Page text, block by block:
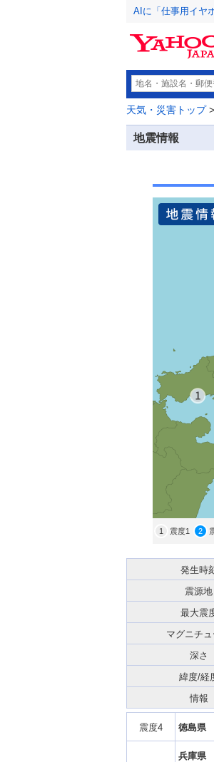
AIに「仕事用イヤ
天気・災害トップ>
地震情報
1 震度1 2
発生時
震源地
最大震
マグニチ
深さ
緯度/経
情報
震度4 徳島県
兵庫県